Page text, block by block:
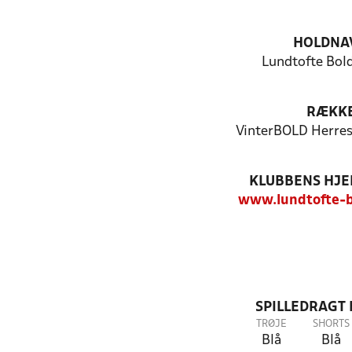
Lundtofte
VinterBOLD
KLUBBENS
www.lundtofte-
SPILLEDRAGT
TRØJE
Blå
SHORTS
Blå